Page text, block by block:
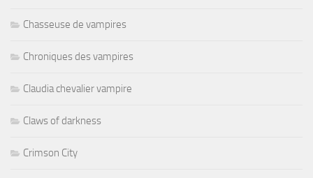
Chasseuse de vampires
Chroniques des vampires
Claudia chevalier vampire
Claws of darkness
Crimson City